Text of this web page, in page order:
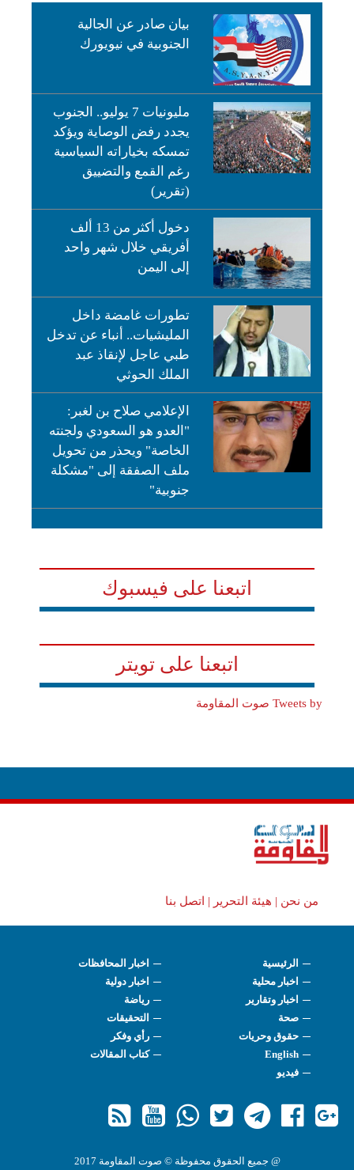
بيان صادر عن الجالية
الجنوبية في نيويورك
مليونيات 7 يوليو.. الجنوب
يجدد رفض الوصاية ويؤكد
تمسكه بخياراته السياسية
رغم القمع والتضييق
(تقرير)
دخول أكثر من 13 ألف
أفريقي خلال شهر واحد
إلى اليمن
تطورات غامضة داخل
المليشيات.. أنباء عن تدخل
طبي عاجل لإنقاذ عبد
الملك الحوثي
الإعلامي صلاح بن لغبر:
"العدو هو السعودي ولجنته
الخاصة" ويحذر من تحويل
ملف الصفقة إلى "مشكلة
جنوبية"
اتبعنا على فيسبوك
اتبعنا على تويتر
Tweets by صوت المقاومة
من نحن | هيئة التحرير | اتصل بنا
الرئيسية
اخبار المحافظات
اخبار محلية
اخبار دولية
اخبار وتقارير
رياضة
صحة
التحقيقات
حقوق وحريات
رأي وفكر
English
كتاب المقالات
فيديو
@ جميع الحقوق محفوظة © صوت المقاومة 2017